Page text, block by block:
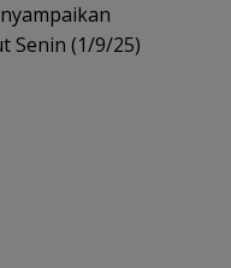
Senin (1/9/25)